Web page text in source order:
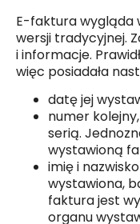
E-faktura wygląda
wersji tradycyjnej.
i informacje.
więc posiadała
datę jej
numer
serią.
wystawioną
imię i
wystawiona,
faktura jest
organu